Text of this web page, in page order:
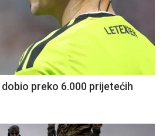
preko 6.000 prijetećih